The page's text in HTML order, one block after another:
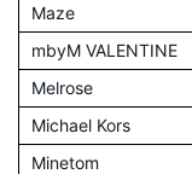
Maze
mbyM VALENTINE
Melrose
Michael Kors
Minetom